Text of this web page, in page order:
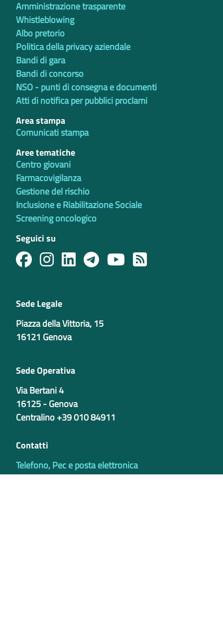
Amministrazione trasparente
Whistleblowing
Albo pretorio
Politica della privacy aziendale
Bandi di gara
Bandi di concorso
NSO - punti di consegna e documenti
Atti di notifica per pubblici proclami
Area stampa
Comunicati stampa
Aree tematiche
Centro giovani
Farmacovigilanza
Gestione del rischio
Inclusione e Riabilitazione Sociale
Screening oncologico
Seguici su
Sede Legale
Piazza della Vittoria, 15
16121 Genova
Sede Operativa
Via Bertani 4
16125 - Genova
Centralino +39 010 84911
Contatti
Telefono, Pec e posta elettronica